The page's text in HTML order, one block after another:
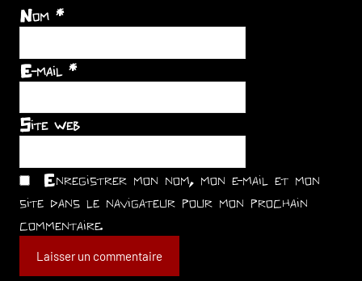
Nom *
E-mail *
Site web
Enregistrer mon nom, mon e-mail et mon
site dans le navigateur pour mon prochain
commentaire.